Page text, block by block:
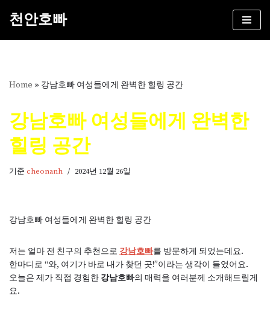
건
뛰
기
천안호빠
Home » 강남호빠 여성들에게 완벽한 힐링 공간
강남호빠 여성들에게 완벽한
힐링 공간
기준 cheonanh 2024년 12월 26일
강남호빠 여성들에게 완벽한 힐링 공간
저는 얼마 전 친구의 추천으로 강남호빠를 방문하게 되었는데요.
한마디로 “와, 여기가 바로 내가 찾던 곳!”이라는 생각이 들었어요.
오늘은 제가 직접 경험한 강남호빠의 매력을 여러분께 소개해드릴게
요.